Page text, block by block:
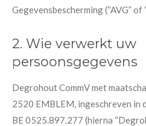
Gegevensbescherming (“AVG” of
2. Wie verwerkt uw
persoonsgegevens
Degrohout CommV met
2520 EMBLEM, ingeschreven in
BE 0525.897.277 (hierna